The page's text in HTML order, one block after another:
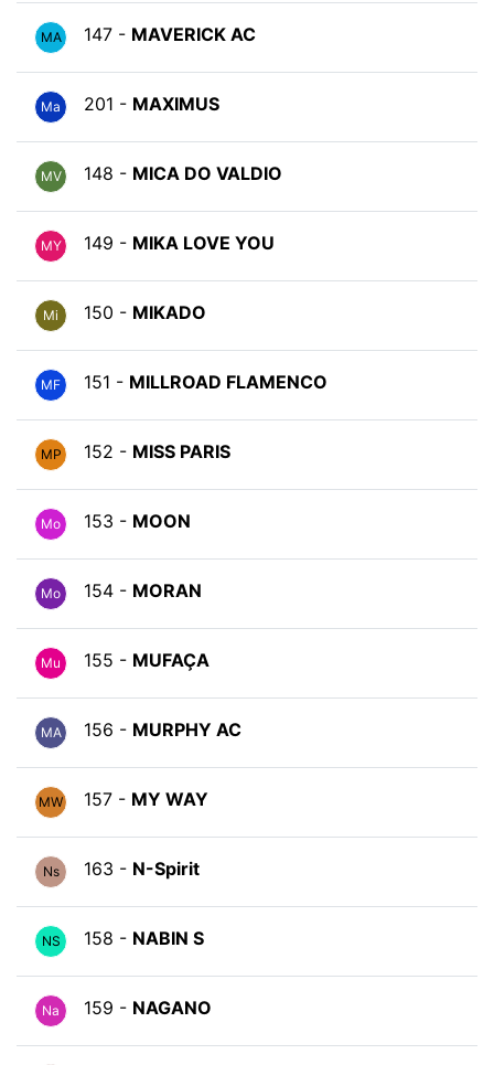
MA 147 - MAVERICK AC
Ma 201 - MAXIMUS
MV 148 - MICA DO VALDIO
MY 149 - MIKA LOVE YOU
Mi 150 - MIKADO
MF 151 - MILLROAD FLAMENCO
MP 152 - MISS PARIS
Mo 153 - MOON
Mo 154 - MORAN
Mu 155 - MUFAÇA
MA 156 - MURPHY AC
MW 157 - MY WAY
Ns 163 - N-Spirit
NS 158 - NABIN S
Na 159 - NAGANO